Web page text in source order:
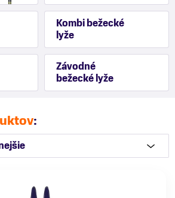
Kombi bežecké
lyže
Závodné
bežecké lyže
: